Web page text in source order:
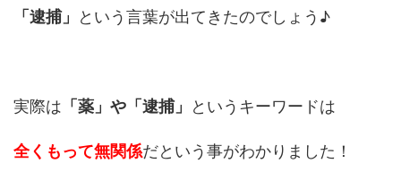
「逮捕」 という言葉が出てきたのでしょう♪
実際は 「薬」や「逮捕」 というキーワードは
全くもって無関係だという事がわかりました！